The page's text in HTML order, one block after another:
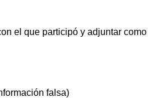
el que participó y adjuntar como
falsa)